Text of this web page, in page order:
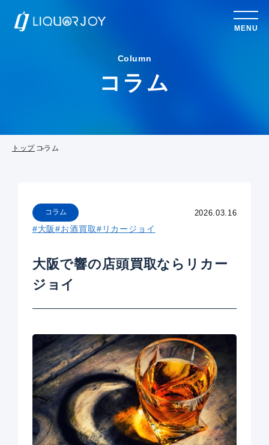
MENU
Column
コラム
トップ コラム
2026.03.16
コラム
#大阪#お酒買取#リカージョイ
大阪で響の店頭買取ならリカー
ジョイ